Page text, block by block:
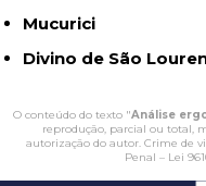
Mucurici
Divino de São
O conteúdo do texto "Análise
reprodução, parcial ou total,
autorização do autor. Crime de
Penal – Lei